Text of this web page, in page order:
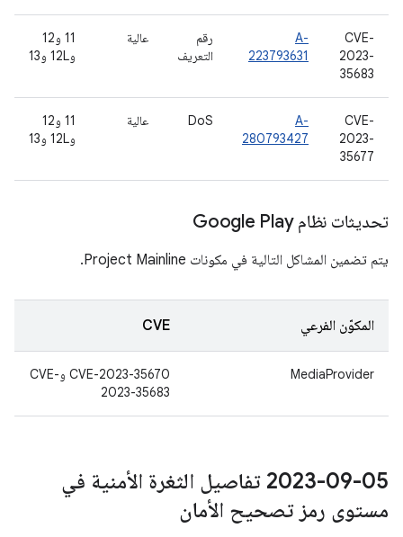
CVE-
2023-
35683
A-
223793631
رقم
التعريف
عالية
11 و12
و12L و13
CVE-
2023-
35677
A-
280793427
DoS عالية
11 و12
و12L و13
تحديثات نظام Google Play
يتم تضمين المشاكل التالية في مكونات Project Mainline.
المكوّن الفرعي CVE
MediaProvider
CVE-2023-35670 وCVE-
2023-35683
‎2023-09-05 تفاصيل الثغرة الأمنية في
مستوى رمز تصحيح الأمان